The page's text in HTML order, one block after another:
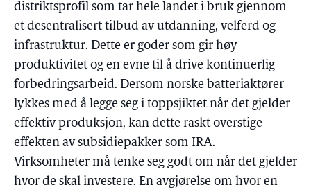
distriktsprofil som tar hele landet i bruk gjennom
et desentralisert tilbud av utdanning, velferd og
infrastruktur. Dette er goder som gir høy
produktivitet og en evne til å drive kontinuerlig
forbedringsarbeid. Dersom norske batteriaktører
lykkes med å legge seg i toppsjiktet når det gjelder
effektiv produksjon, kan dette raskt overstige
effekten av subsidiepakker som IRA.
Virksomheter må tenke seg godt om når det gjelder
hvor de skal investere. En avgjørelse om hvor en